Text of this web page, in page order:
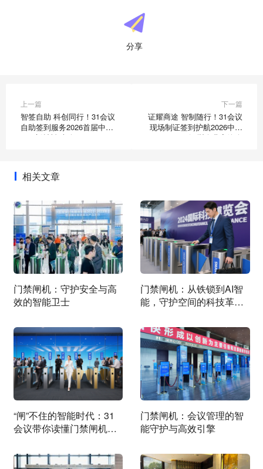
分享
上一篇
智签自助 科创同行！31会议
自助签到服务2026首届中国
“AI+新材料”大会
下一篇
证耀商途 智制随行！31会议
现场制证签到护航2026中国
深圳企业家峰会
相关文章
门禁闸机：守护安全与高
效的智能卫士
门禁闸机：从铁锁到AI智
能，守护空间的科技革
“闸”不住的智能时代：31
会议带你读懂门禁闸机的
门禁闸机：会议管理的智
能守护与高效引擎